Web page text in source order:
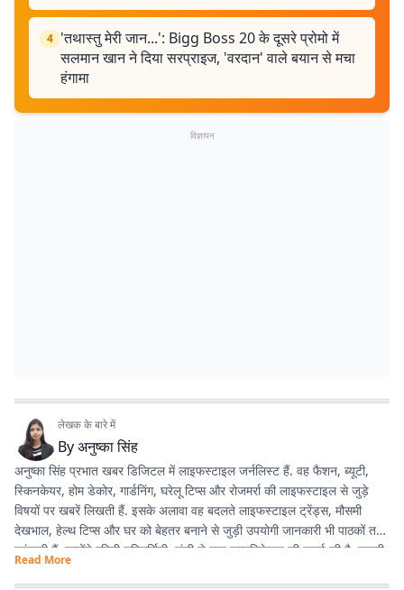
4 'तथास्तु मेरी जान...': Bigg Boss 20 के दूसरे प्रोमो में
सलमान खान ने दिया सरप्राइज, 'वरदान' वाले बयान से मचा
हंगामा
विज्ञापन
लेखक के बारे में
Byअनुष्का सिंह
अनुष्का सिंह प्रभात खबर डिजिटल में लाइफस्टाइल जर्नलिस्ट हैं. वह फैशन, ब्यूटी,
स्किनकेयर, होम डेकोर, गार्डनिंग, घरेलू टिप्स और रोजमर्रा की लाइफस्टाइल से जुड़े
विषयों पर खबरें लिखती हैं. इसके अलावा वह बदलते लाइफस्टाइल ट्रेंड्स, मौसमी
देखभाल, हेल्थ टिप्स और घर को बेहतर बनाने से जुड़ी उपयोगी जानकारी भी पाठकों तक
पहुंचाती हैं. उन्होंने एमिटी यूनिवर्सिटी, रांची से मास कम्युनिकेशन की पढ़ाई की है. उनकी
कोशिश रहती है कि पाठकों को आसान भाषा में सटीक, भरोसेमंद और उपयोगी जानकारी
Read More